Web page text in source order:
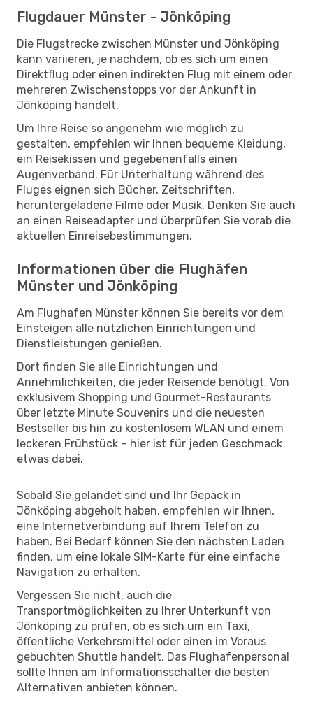
Flugdauer Münster - Jönköping
Die Flugstrecke zwischen Münster und Jönköping
kann variieren, je nachdem, ob es sich um einen
Direktflug oder einen indirekten Flug mit einem oder
mehreren Zwischenstopps vor der Ankunft in
Jönköping handelt.
Um Ihre Reise so angenehm wie möglich zu
gestalten, empfehlen wir Ihnen bequeme Kleidung,
ein Reisekissen und gegebenenfalls einen
Augenverband. Für Unterhaltung während des
Fluges eignen sich Bücher, Zeitschriften,
heruntergeladene Filme oder Musik. Denken Sie auch
an einen Reiseadapter und überprüfen Sie vorab die
aktuellen Einreisebestimmungen.
Informationen über die Flughäfen
Münster und Jönköping
Am Flughafen Münster können Sie bereits vor dem
Einsteigen alle nützlichen Einrichtungen und
Dienstleistungen genießen.
Dort finden Sie alle Einrichtungen und
Annehmlichkeiten, die jeder Reisende benötigt. Von
exklusivem Shopping und Gourmet-Restaurants
über letzte Minute Souvenirs und die neuesten
Bestseller bis hin zu kostenlosem WLAN und einem
leckeren Frühstück – hier ist für jeden Geschmack
etwas dabei.
Sobald Sie gelandet sind und Ihr Gepäck in
Jönköping abgeholt haben, empfehlen wir Ihnen,
eine Internetverbindung auf Ihrem Telefon zu
haben. Bei Bedarf können Sie den nächsten Laden
finden, um eine lokale SIM-Karte für eine einfache
Navigation zu erhalten.
Vergessen Sie nicht, auch die
Transportmöglichkeiten zu Ihrer Unterkunft von
Jönköping zu prüfen, ob es sich um ein Taxi,
öffentliche Verkehrsmittel oder einen im Voraus
gebuchten Shuttle handelt. Das Flughafenpersonal
sollte Ihnen am Informationsschalter die besten
Alternativen anbieten können.